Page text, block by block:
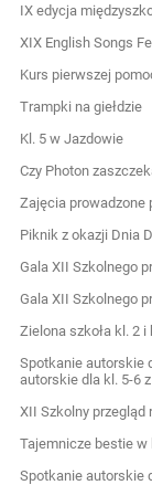
IX edycja
XIX English Songs
Kurs pierwszej
Trampki na giełdzie
Kl. 5 w Jazdowie
Czy Photon
Zajęcia prowadzone
Piknik z okazji Dnia
Gala XII Szkolnego
Gala XII Szkolnego
Zielona szkoła kl. 2 i
Spotkanie autorskie
autorskie dla kl. 5-6
XII Szkolny przegląd
Tajemnicze bestie w
Spotkanie autorskie